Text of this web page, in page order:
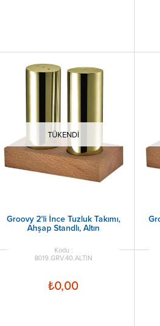
TÜKENDI
Groovy 2'li İnce Tuzluk Takımı,
Ahşap Standlı, Altın
8019.GRV.40.ALTIN
₺0,00